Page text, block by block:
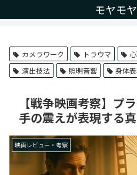
モヤモ
カメラワーク トラウマ
演出技法
照明音響 身体
【戦争映画考察】プ
手の震えが表現する
映画レビュー・考察